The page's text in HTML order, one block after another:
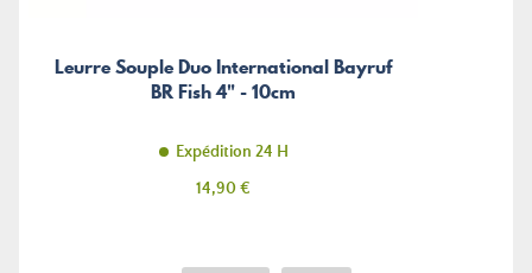
Leurre Souple Duo International Bayruf
BR Fish 4" - 10cm
Expédition 24 H
Prix
14,90 €